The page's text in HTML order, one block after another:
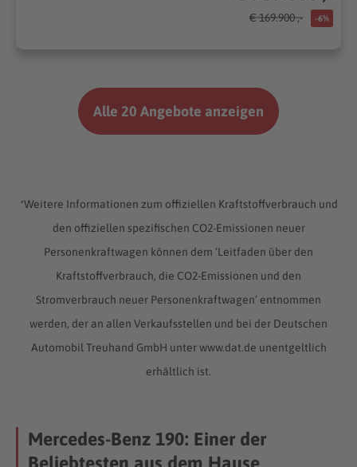
€ 169.900 ,- -6%
Alle 20 Angebote anzeigen
*Weitere Informationen zum offiziellen Kraftstoffverbrauch und
den offiziellen spezifischen CO2-Emissionen neuer
Personenkraftwagen können dem ‘Leitfaden über den
Kraftstoffverbrauch, die CO2-Emissionen und den
Stromverbrauch neuer Personenkraftwagen’ entnommen
werden, der an allen Verkaufsstellen und bei der Deutschen
Automobil Treuhand GmbH unter www.dat.de unentgeltlich
erhältlich ist.
Mercedes-Benz 190: Einer der
Beliebtesten aus dem Hause